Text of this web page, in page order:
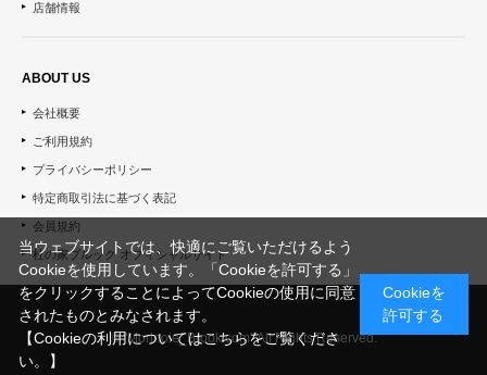
店舗情報
ABOUT US
会社概要
ご利用規約
プライバシーポリシー
特定商取引法に基づく表記
会員規約
杜の家ブルック オフィシャルサイト
© "Morinoie_Brook.com" All Rights Reserved.
当ウェブサイトでは、快適にご覧いただけるよう
Cookieを使用しています。「Cookieを許可する」
をクリックすることによってCookieの使用に同意
されたものとみなされます。
【Cookieの利用についてはこちらをご覧くださ
い。】
Cookieを
許可する